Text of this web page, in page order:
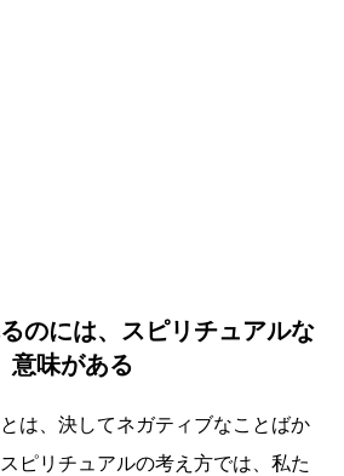
のには、スピリチュアルな
意味がある
は、決してネガティブなことばか
ピリチュアルの考え方では、私た